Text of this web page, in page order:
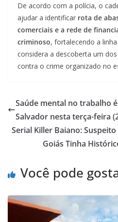
De acordo com a polícia, o
ajudar a identificar rota de
comerciais e a rede de
criminoso, fortalecendo a
considera a descoberta um
contra o crime organizado no
Saúde mental no trabalho
Salvador nesta terça-feira
Serial Killer Baiano:
Goiás Tinha
Você pode